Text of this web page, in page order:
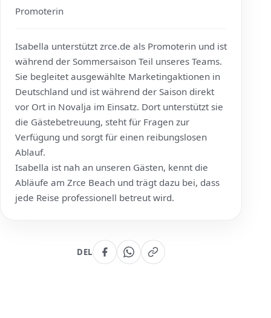
Promoterin
Isabella unterstützt zrce.de als Promoterin und ist
während der Sommersaison Teil unseres Teams.
Sie begleitet ausgewählte Marketingaktionen in
Deutschland und ist während der Saison direkt
vor Ort in Novalja im Einsatz. Dort unterstützt sie
die Gästebetreuung, steht für Fragen zur
Verfügung und sorgt für einen reibungslosen
Ablauf.
Isabella ist nah an unseren Gästen, kennt die
Abläufe am Zrce Beach und trägt dazu bei, dass
jede Reise professionell betreut wird.
DEL